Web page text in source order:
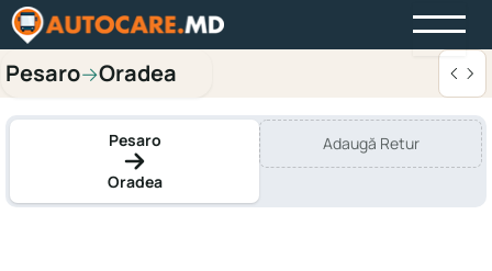
Pesaro→Oradea
Pesaro
Oradea
Adaugă Retur